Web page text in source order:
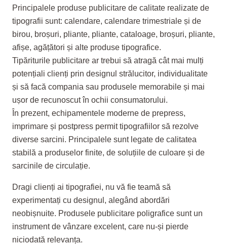
Principalele produse publicitare de calitate realizate de
tipografii sunt: calendare, calendare trimestriale și de
birou, broșuri, pliante, pliante, cataloage, broșuri, pliante,
afișe, agățători și alte produse tipografice.
Tipăriturile publicitare ar trebui să atragă cât mai mulți
potențiali clienți prin designul strălucitor, individualitate
și să facă compania sau produsele memorabile și mai
ușor de recunoscut în ochii consumatorului.
În prezent, echipamentele moderne de prepress,
imprimare și postpress permit tipografiilor să rezolve
diverse sarcini. Principalele sunt legate de calitatea
stabilă a produselor finite, de soluțiile de culoare și de
sarcinile de circulație.
Dragi clienți ai tipografiei, nu vă fie teamă să
experimentați cu designul, alegând abordări
neobișnuite. Produsele publicitare poligrafice sunt un
instrument de vânzare excelent, care nu-și pierde
niciodată relevanța.